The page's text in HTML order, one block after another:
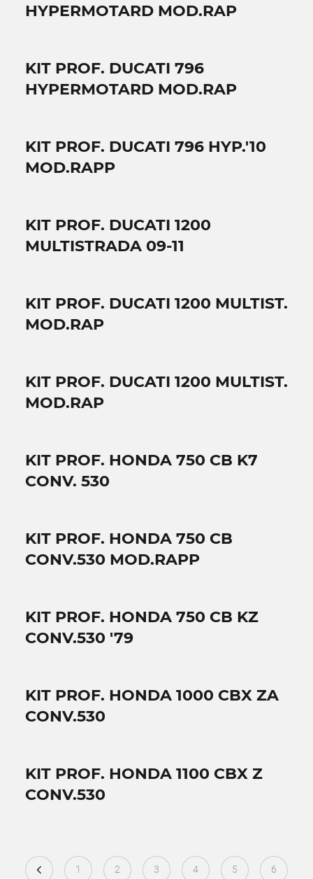
HYPERMOTARD MOD.RAP
KIT PROF. DUCATI 796
HYPERMOTARD MOD.RAP
KIT PROF. DUCATI 796 HYP.'10
MOD.RAPP
KIT PROF. DUCATI 1200
MULTISTRADA 09-11
KIT PROF. DUCATI 1200 MULTIST.
MOD.RAP
KIT PROF. DUCATI 1200 MULTIST.
MOD.RAP
KIT PROF. HONDA 750 CB K7
CONV. 530
KIT PROF. HONDA 750 CB
CONV.530 MOD.RAPP
KIT PROF. HONDA 750 CB KZ
CONV.530 '79
KIT PROF. HONDA 1000 CBX ZA
CONV.530
KIT PROF. HONDA 1100 CBX Z
CONV.530
1 2 3 4 5 6